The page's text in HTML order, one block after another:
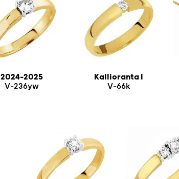
2024-2025
V-236yw
Kallioranta I
V-66k